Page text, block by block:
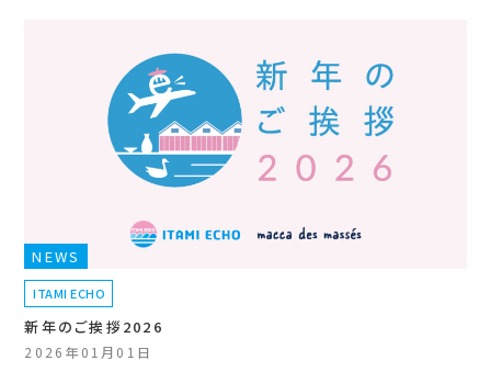
NEWS
ITAMI ECHO
新年のご挨拶2026
2026年01月01日